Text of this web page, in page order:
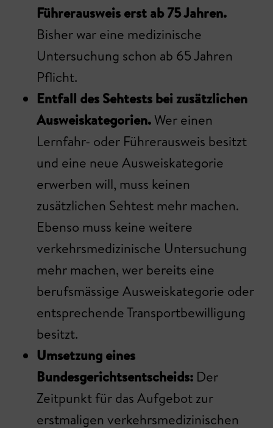
Führerausweis erst ab 75 Jahren.
Bisher war eine medizinische
Untersuchung schon ab 65 Jahren
Pflicht.
Entfall des Sehtests bei zusätzlichen
Ausweiskategorien. Wer einen
Lernfahr- oder Führerausweis besitzt
und eine neue Ausweiskategorie
erwerben will, muss keinen
zusätzlichen Sehtest mehr machen.
Ebenso muss keine weitere
verkehrsmedizinische Untersuchung
mehr machen, wer bereits eine
berufsmässige Ausweiskategorie oder
entsprechende Transportbewilligung
besitzt.
Umsetzung eines
Bundesgerichtsentscheids: Der
Zeitpunkt für das Aufgebot zur
erstmaligen verkehrsmedizinischen